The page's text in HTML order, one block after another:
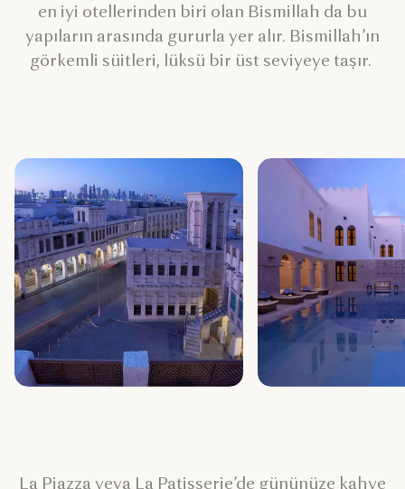
en iyi otellerinden biri olan Bismillah da bu
yapıların arasında gururla yer alır. Bismillah’ın
görkemli süitleri, lüksü bir üst seviyeye taşır.
La Piazza veya La Patisserie’de gününüze kahve